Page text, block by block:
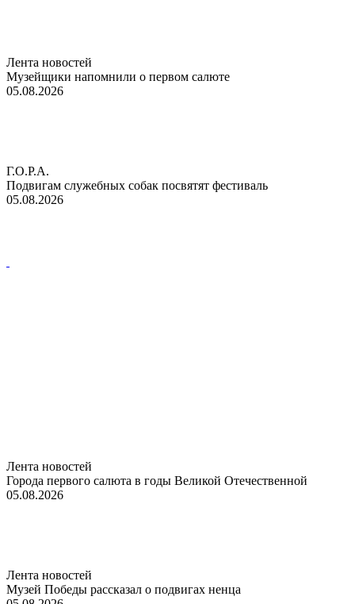
Лента новостей
Музейщики напомнили о первом салюте
05.08.2026
Г.О.Р.А.
Подвигам служебных собак посвятят фестиваль
05.08.2026
Лента новостей
Города первого салюта в годы Великой Отечественной
05.08.2026
Лента новостей
Музей Победы рассказал о подвигах ненца